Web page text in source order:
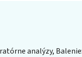
analýzy,